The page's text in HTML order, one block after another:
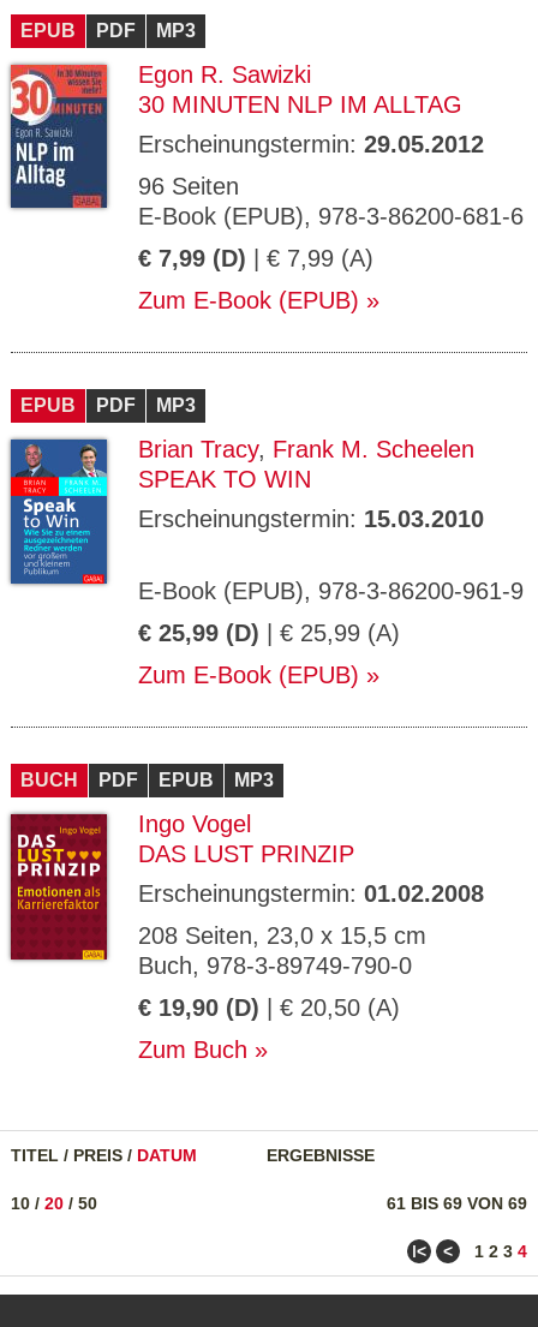
EPUB PDF MP3
Egon R. Sawizki
30 MINUTEN NLP IM ALLTAG
Erscheinungstermin: 29.05.2012
96 Seiten
E-Book (EPUB), 978-3-86200-681-6
€ 7,99 (D) | € 7,99 (A)
Zum E-Book (EPUB)
EPUB PDF MP3
Brian Tracy, Frank M. Scheelen
SPEAK TO WIN
Erscheinungstermin: 15.03.2010
E-Book (EPUB), 978-3-86200-961-9
€ 25,99 (D) | € 25,99 (A)
Zum E-Book (EPUB)
BUCH PDF EPUB MP3
Ingo Vogel
DAS LUST PRINZIP
Erscheinungstermin: 01.02.2008
208 Seiten, 23,0 x 15,5 cm
Buch, 978-3-89749-790-0
€ 19,90 (D) | € 20,50 (A)
Zum Buch
TITEL / PREIS / DATUM ERGEBNISSE
61 BIS 69 VON 69
10 / 20 / 50
ǀ< < 1 2 3 4